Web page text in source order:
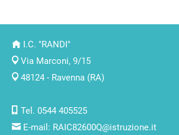
I.C. "RANDI"
Via Marconi, 9/15
48124 - Ravenna (RA)
Tel. 0544 405525
E-mail: RAIC82600Q@istruzione.it